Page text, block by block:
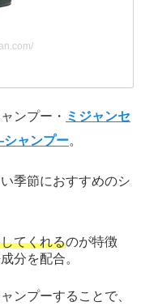
ンプー・ ミジャンセ
ャンプー。
季節におすすめのシ
てくれるのが特徴
分を配合。
ンプーすることで、